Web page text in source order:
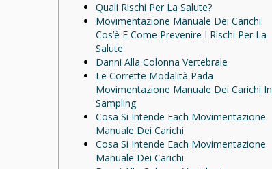
Quali Rischi Per La Salute?
Movimentazione Manuale Dei Carichi:
Cos’è E Come Prevenire I Rischi Per La
Salute
Danni Alla Colonna Vertebrale
Le Corrette Modalità Pada
Movimentazione Manuale Dei Carichi In
Sampling
Cosa Si Intende Each Movimentazione
Manuale Dei Carichi
Cosa Si Intende Each Movimentazione
Manuale Dei Carichi